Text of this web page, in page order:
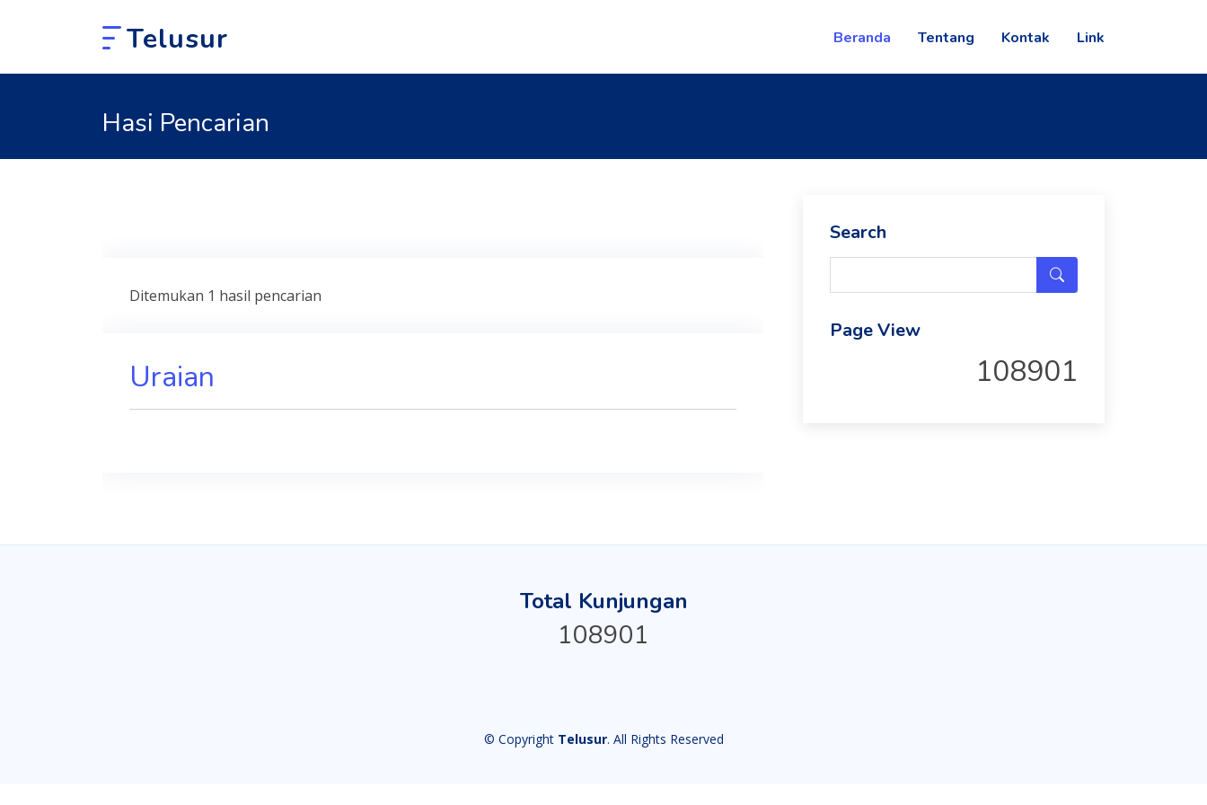
Telusur Beranda Tentang Kontak Link
Hasi Pencarian
Ditemukan 1 hasil pencarian
Uraian
Search
Page View
108901
Total Kunjungan
108901
© Copyright Telusur. All Rights Reserved